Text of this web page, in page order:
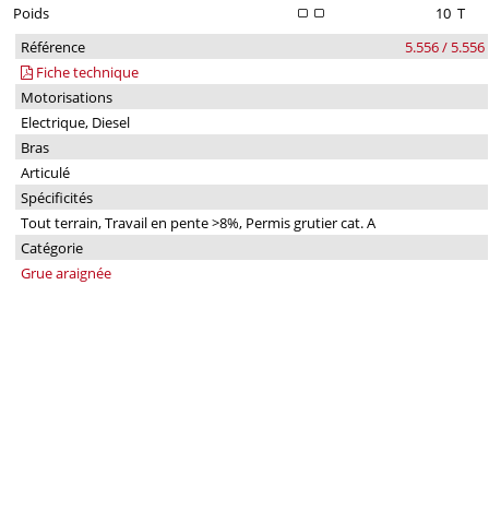
Poids
10 T
Référence
5.556 / 5.556
Fiche technique
Motorisations
Electrique, Diesel
Bras
Articulé
Spécificités
Tout terrain, Travail en pente >8%, Permis grutier cat. A
Catégorie
Grue araignée